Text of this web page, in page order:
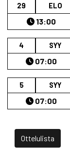
29 ELO
13:00
4 SYY
07:00
5 SYY
07:00
Ottelulista